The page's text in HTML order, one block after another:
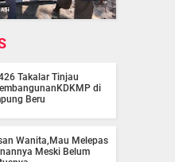
Takalar Tinjau
di
Beru
Wanita,Mau Melepas
Meski Belum